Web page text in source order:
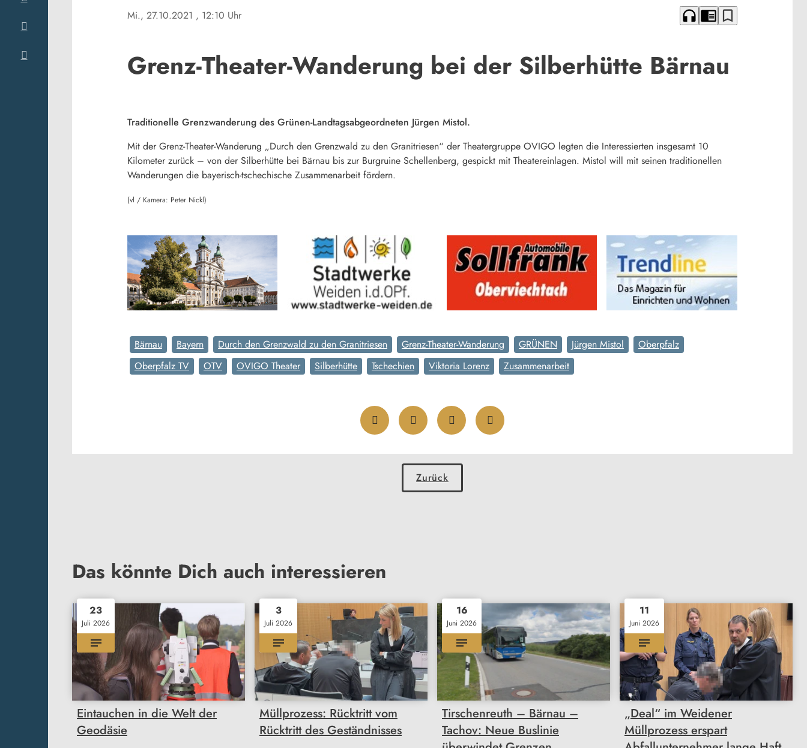
Mi., 27.10.2021 , 12:10 Uhr headphones chrome_reader_mode bookmark_border
Grenz-Theater-Wanderung bei der Silberhütte Bärnau
Traditionelle Grenzwanderung des Grünen-Landtagsabgeordneten Jürgen Mistol.
Mit der Grenz-Theater-Wanderung „Durch den Grenzwald zu den Granitriesen“ der Theatergruppe OVIGO legten die Interessierten insgesamt 10
Kilometer zurück – von der Silberhütte bei Bärnau bis zur Burgruine Schellenberg, gespickt mit Theatereinlagen. Mistol will mit seinen traditionellen
Wanderungen die bayerisch-tschechische Zusammenarbeit fördern.
(vl / Kamera: Peter Nickl)
Bärnau Bayern Durch den Grenzwald zu den Granitriesen Grenz-Theater-Wanderung GRÜNEN Jürgen Mistol
Oberpfalz
Oberpfalz TV
OTV OVIGO Theater Silberhütte Tschechien Viktoria Lorenz Zusammenarbeit
Zurück
Das könnte Dich auch interessieren
23
Juli 2026
Eintauchen in die Welt der
Geodäsie
3
Juli 2026
Müllprozess: Rücktritt vom
Rücktritt des Geständnisses
16
Juni 2026
Tirschenreuth – Bärnau –
Tachov: Neue Buslinie
11
Juni 2026
„Deal“ im Weidener
Müllprozess erspart